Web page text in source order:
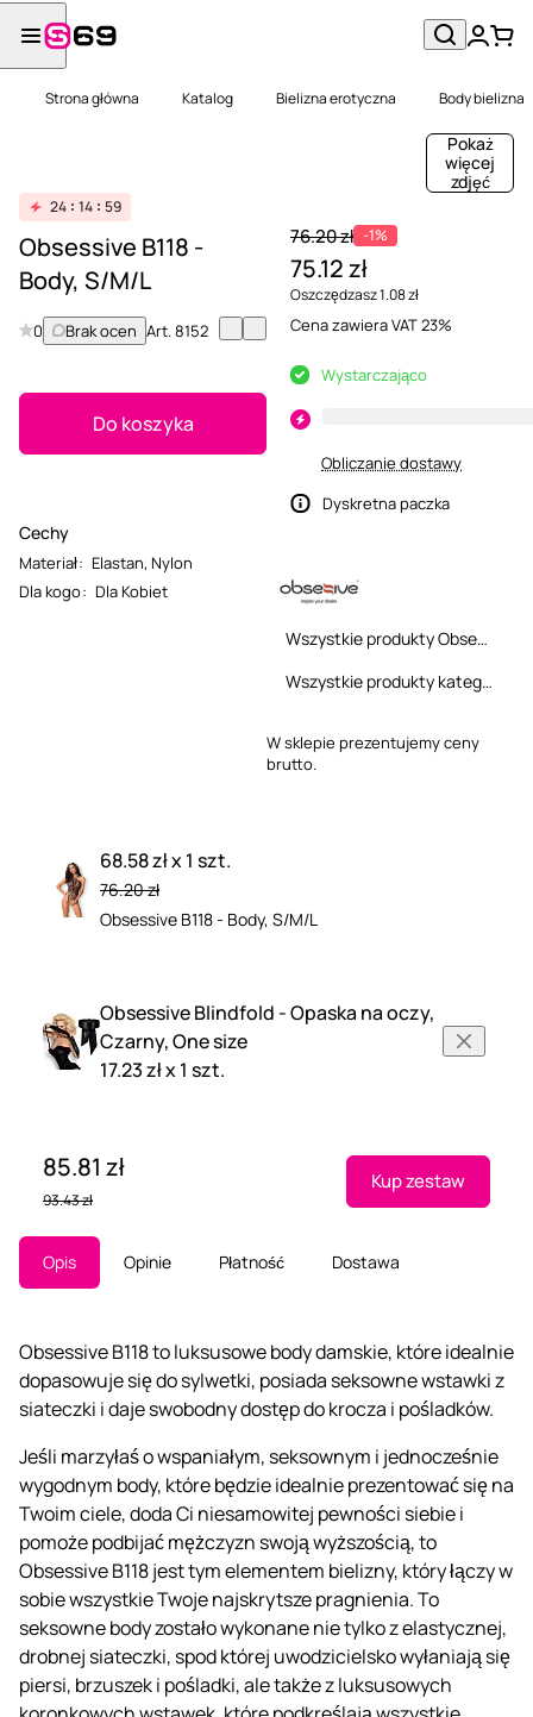
Strona główna Katalog Bielizna erotyczna Body bielizna
Pokaż
więcej
zdjęć
24 14 59
Obsessive B118 -
Body, S/M/L
0 Brak ocen Art.8152
Do koszyka
Cechy
Materiał: Elastan, Nylon
Dla kogo: Dla Kobiet
76.20 zł -1%
75.12 zł
Oszczędzasz 1.08 zł
Cena zawiera VAT 23%
Wystarczająco
Obliczanie dostawy
Dyskretna paczka
Wszystkie produkty Obsessive
Wszystkie produkty kategorii
W sklepie prezentujemy ceny
brutto.
68.58 zł x 1 szt.
76.20 zł
Obsessive B118 - Body, S/M/L
Obsessive Blindfold - Opaska na oczy,
Czarny, One size
17.23 zł x 1 szt.
85.81 zł
93.43 zł
Kup zestaw
Opis Opinie Płatność Dostawa
Obsessive B118 to luksusowe body damskie, które idealnie
dopasowuje się do sylwetki, posiada seksowne wstawki z
siateczki i daje swobodny dostęp do krocza i pośladków.
Jeśli marzyłaś o wspaniałym, seksownym i jednocześnie
wygodnym body, które będzie idealnie prezentować się na
Twoim ciele, doda Ci niesamowitej pewności siebie i
pomoże podbijać mężczyzn swoją wyższością, to
Obsessive B118 jest tym elementem bielizny, który łączy w
sobie wszystkie Twoje najskrytsze pragnienia. To
seksowne body zostało wykonane nie tylko z elastycznej,
drobnej siateczki, spod której uwodzicielsko wyłaniają się
piersi, brzuszek i pośladki, ale także z luksusowych